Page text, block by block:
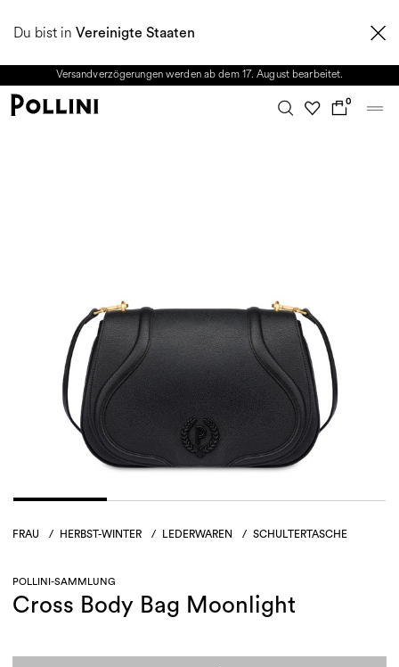
Du bist in Vereinigte Staaten
2026 KOLLEKTION. Vom 8. bis 16. August ist unser Kundenservice nicht
Versandverzögerungen werden ab dem 17. August bearbeitet.
0
FRAU / HERBST-WINTER / LEDERWAREN / SCHULTERTASCHE
POLLINI-SAMMLUNG
Cross Body Bag Moonlight